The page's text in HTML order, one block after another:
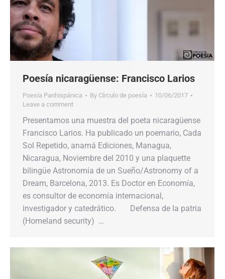
Poesía nicaragüense: Francisco Larios
Poesía Panhispánica By Círculo de poesía
10/06/2017
Leave a comment
Presentamos una muestra del poeta nicaragüense
Francisco Larios. Ha publicado un poemario, Cada
Sol Repetido, anamá Ediciones, Managua,
Nicaragua, Noviembre del 2010 y una plaquette
bilingüe Astronomía de un Sueño/Astronomy of a
Dream, Barcelona, 2013. Es Doctor en Economía,
es consultor de economía internacional,
investigador y catedrático. Defensa de la patria
(Homeland security) …